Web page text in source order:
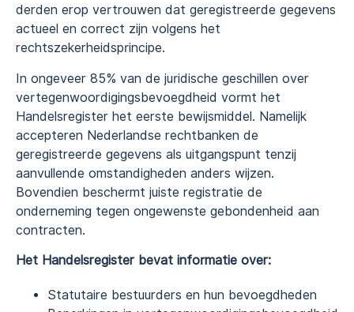
derden erop vertrouwen dat geregistreerde gegevens
actueel en correct zijn volgens het
rechtszekerheidsprincipe.
In ongeveer 85% van de juridische geschillen over
vertegenwoordigingsbevoegdheid vormt het
Handelsregister het eerste bewijsmiddel. Namelijk
accepteren Nederlandse rechtbanken de
geregistreerde gegevens als uitgangspunt tenzij
aanvullende omstandigheden anders wijzen.
Bovendien beschermt juiste registratie de
onderneming tegen ongewenste gebondenheid aan
contracten.
Het Handelsregister bevat informatie over:
Statutaire bestuurders en hun bevoegdheden